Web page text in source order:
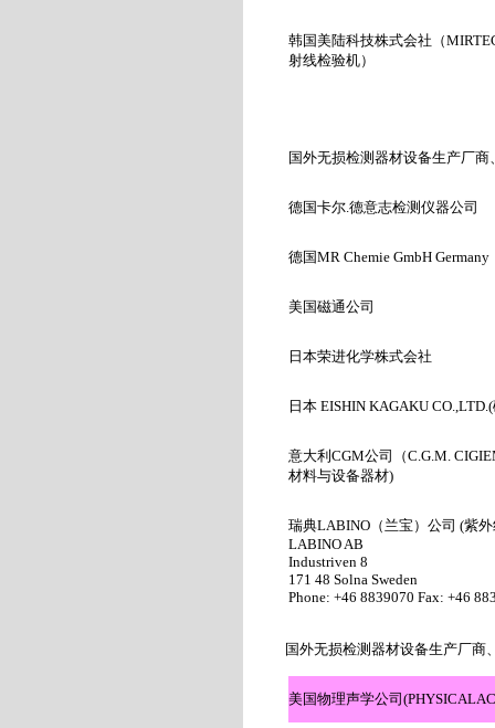
韩国美陆科技株式会社（
射线检验机）
国外无损检测器材设备生产厂商
德国卡尔.德意志检测仪器公司
德国MR Chemie GmbH Germany
美国磁通公司
日本荣进化学株式会社
日本 EISHIN KAGAKU CO.,LTD.(
意大利CGM公司（C.G.M.
材料与设备器材)
瑞典LABINO （兰宝）公司 (紫
LABINO AB
Industriven 8
171 48 Solna Sweden
Phone: +46 8839070 Fax: +46
国外无损检测器材设备生产厂商
美国物理声学公司